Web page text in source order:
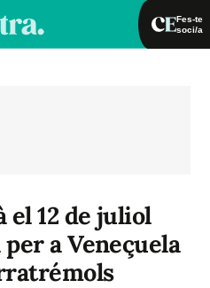
Fes-te
soci/a
el 12 de juliol
a Veneçuela